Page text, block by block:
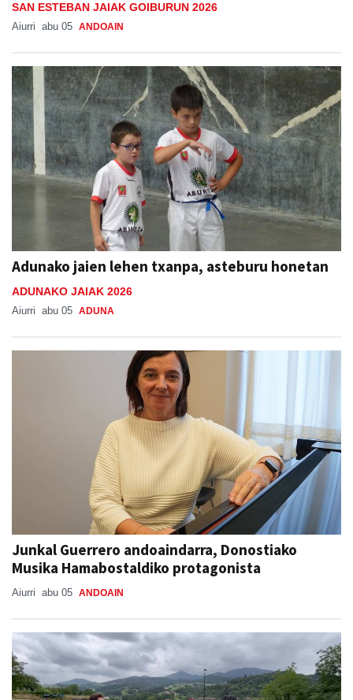
SAN ESTEBAN JAIAK GOIBURUN 2026
Aiurri abu 05 ANDOAIN
Adunako jaien lehen txanpa, asteburu honetan
ADUNAKO JAIAK 2026
Aiurri abu 05 ADUNA
Junkal Guerrero andoaindarra, Donostiako
Musika Hamabostaldiko protagonista
Aiurri abu 05 ANDOAIN